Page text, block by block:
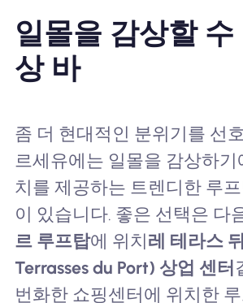
일몰을 감상할 수
상 바
좀 더 현대적인 분위기를 선
르세유에는 일몰을 감상하기
치를 제공하는 트렌디한 루
이 있습니다. 좋은 선택은 다
르 루프탑에 위치 레 테라스
Terrasses du Port) 상업 센터
번화한 쇼핑센터에 위치한